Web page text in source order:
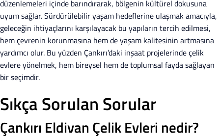
düzenlemeleri içinde barındırarak, bölgenin kültürel dokusuna
uyum sağlar. Sürdürülebilir yaşam hedeflerine ulaşmak amacıyla,
geleceğin ihtiyaçlarını karşılayacak bu yapıların tercih edilmesi,
hem çevrenin korunmasına hem de yaşam kalitesinin artmasına
yardımcı olur. Bu yüzden Çankırı’daki inşaat projelerinde çelik
evlere yönelmek, hem bireysel hem de toplumsal fayda sağlayan
bir seçimdir.
Sıkça Sorulan Sorular
Çankırı Eldivan Çelik Evleri nedir?